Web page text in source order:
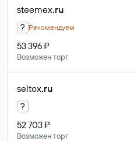
steemex.ru
? Рекомендуем
53 396 ₽
Возможен торг
seltox.ru
?
52 703 ₽
Возможен торг